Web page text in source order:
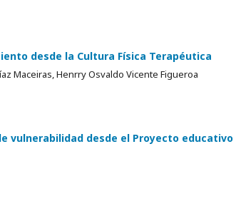
desde la Cultura Física Terapéutica
Maceiras, Henrry Osvaldo Vicente Figueroa
vulnerabilidad desde el Proyecto educativo